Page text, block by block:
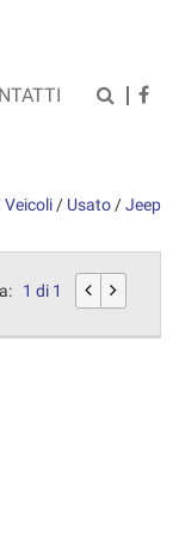
Veicoli / Usato /Jeep
1 di 1